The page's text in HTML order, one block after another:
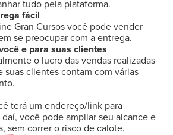
tudo pela plataforma.
fácil
Gran Cursos você pode vender
se preocupar com a entrega.
e para suas clientes
o lucro das vendas realizadas
suas clientes contam com várias
terá um endereço/link para
você pode ampliar seu alcance e
sem correr o risco de calote.